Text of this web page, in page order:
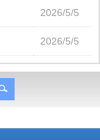
2026/5/5
2026/5/5